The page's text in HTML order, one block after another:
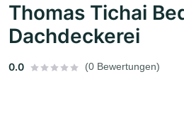
Thomas Tichai
Dachdeckerei
0.0 (0 Bewertungen)